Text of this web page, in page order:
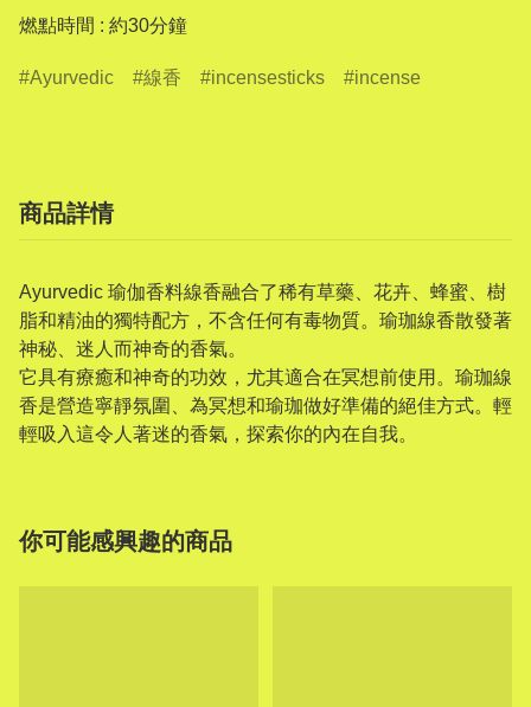
燃點時間 : 約30分鐘
Ayurvedic 線香 incensesticks incense
商品詳情
Ayurvedic 瑜伽香料線香融合了稀有草藥、花卉、蜂蜜、樹
脂和精油的獨特配方，不含任何有毒物質。瑜珈線香散發著
神秘、迷人而神奇的香氣。
它具有療癒和神奇的功效，尤其適合在冥想前使用。瑜珈線
香是營造寧靜氛圍、為冥想和瑜珈做好準備的絕佳方式。輕
輕吸入這令人著迷的香氣，探索你的內在自我。
你可能感興趣的商品